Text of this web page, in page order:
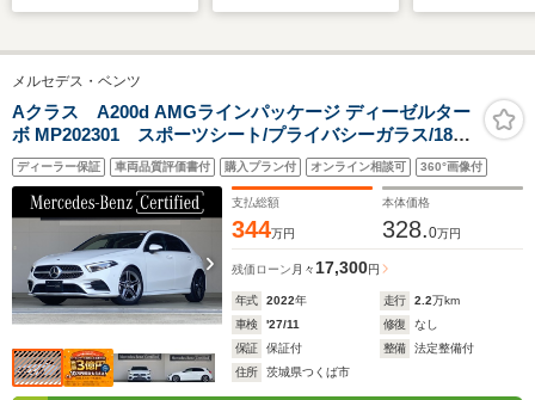
ントリアカメラ ETC
ー 禁煙車 9インチ
ETC 前後ドラレコ
アダプティブクルーズ
コントロール 両側電
動スライドドア
レーンキープ
メルセデス・ベンツ
Aクラス A200d AMGラインパッケージ ディーゼルター
ボ MP202301 スポーツシート/プライバシーガラス/18イ
ンチAMGホイール
ディーラー保証 車両品質評価書付 購入プラン付 オンライン相談可 360°画像付
支払総額
344万円
本体価格
328.0万円
残価ローン 月々 17,300円
年式 2022年 走行 2.2万km
車検
'27/11 修復
なし
保証
保証付 整備
法定整備付
住所
茨城県つくば市